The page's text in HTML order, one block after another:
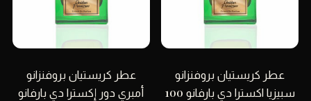
عطر كريستيان بروفنزانو
سبيزيا اكسترا دي بارفانو 100
عطر كريستيان بروفنزانو
أمبري دور إكسترا دي بارفانو